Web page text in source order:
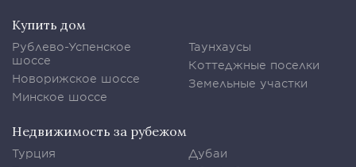
Купить дом
Рублево-Успенское
шоссе
Новорижское шоссе
Минское шоссе
Таунхаусы
Коттеджные поселки
Земельные участки
Недвижимость за рубежом
Турция
Дубаи